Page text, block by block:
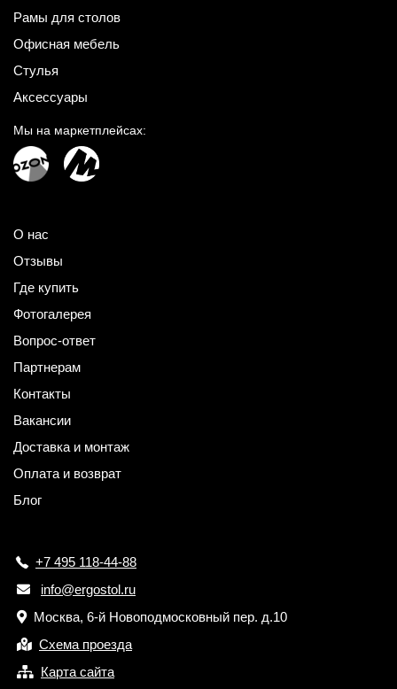
Рамы для столов
Офисная мебель
Стулья
Аксессуары
Мы на маркетплейсах:
О нас
Отзывы
Где купить
Фотогалерея
Вопрос-ответ
Партнерам
Контакты
Вакансии
Доставка и монтаж
Оплата и возврат
Блог
+7 495 118-44-88
info@ergostol.ru
Москва, 6-й Новоподмосковный пер. д.10
Схема проезда
Карта сайта